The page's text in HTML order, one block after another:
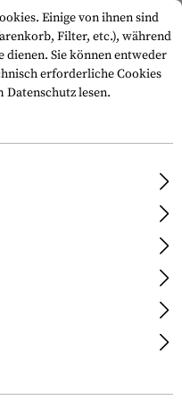
Einige von ihnen sind
Filter, etc.), während
dienen. Sie können entweder
erforderliche Cookies
lesen.